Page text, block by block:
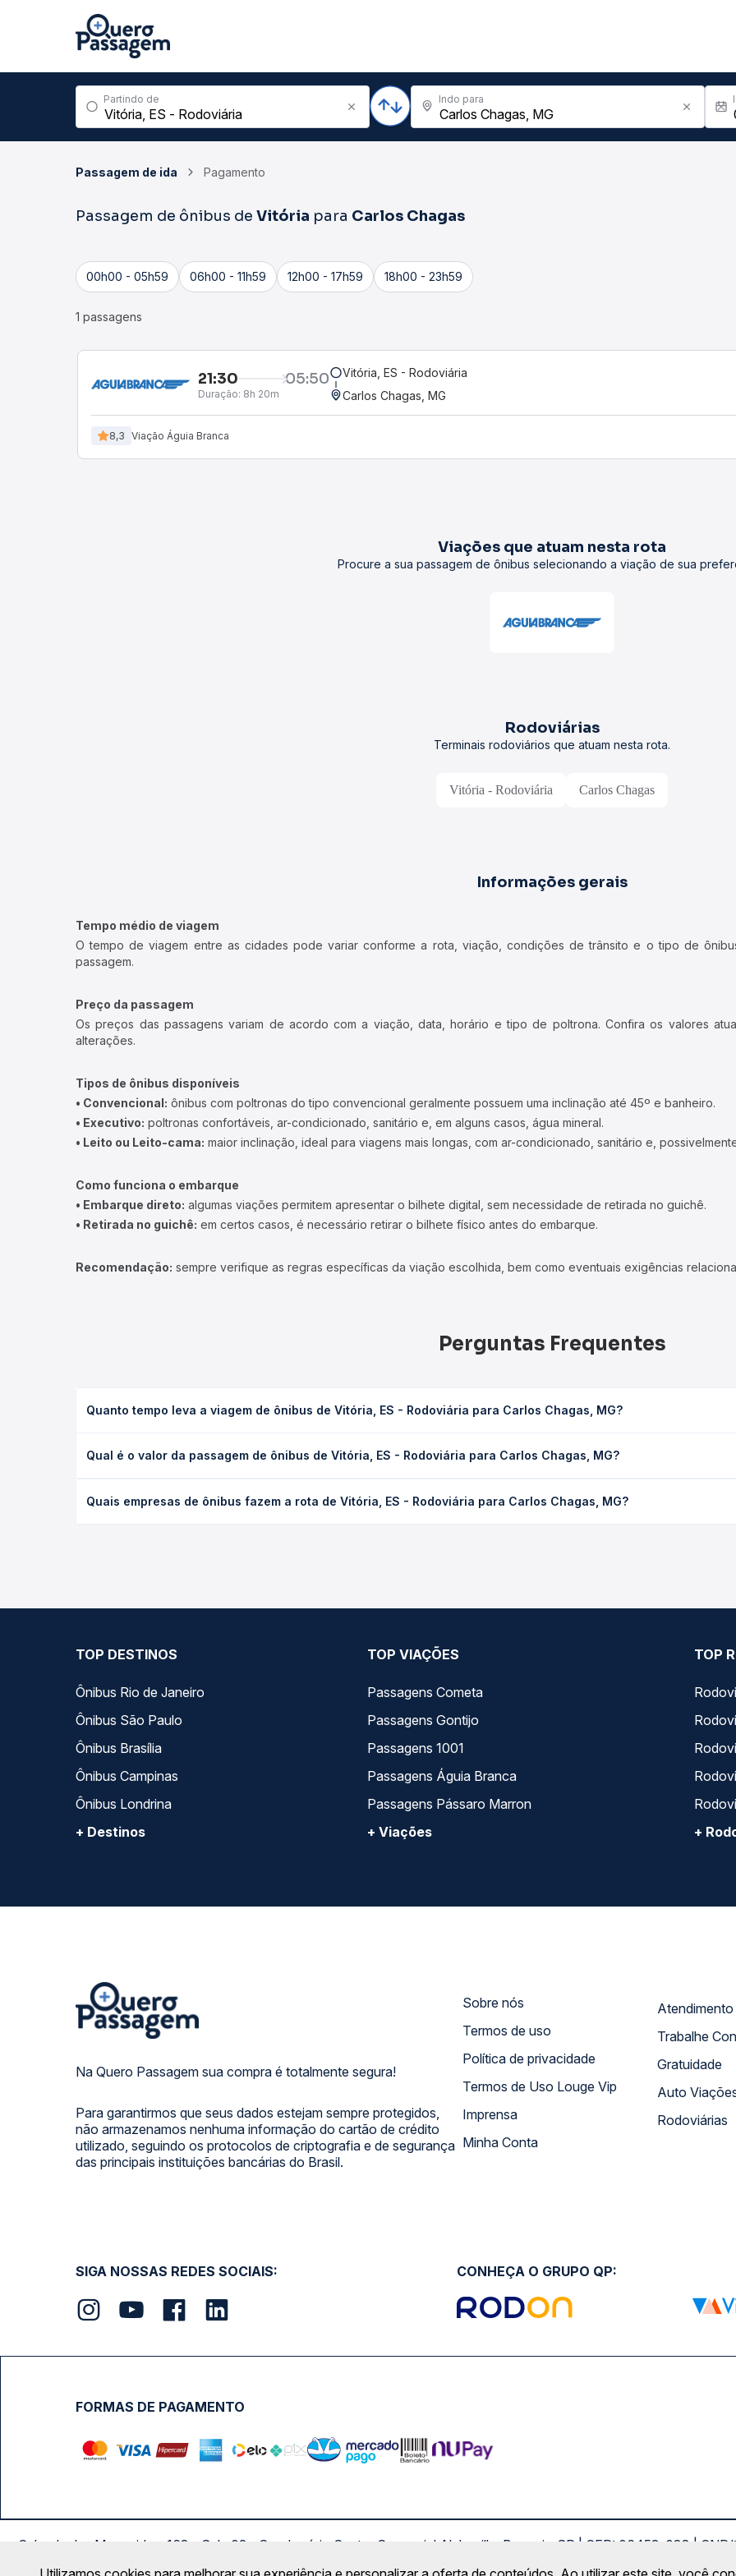
Partindo de Indo para
Passagem de ida Pagamento
Passagem de ônibus de Vitória para Carlos Chagas
00h00 - 05h59 06h00 - 11h59 12h00 - 17h59 18h00 - 23h59
1 passagens
21:30 05:50
Duração: 8h 20m
Vitória, ES - Rodoviária
Carlos Chagas, MG
8,3 Viação Águia Branca
Viações que atuam nesta rota
Procure a sua passagem de ônibus selecionando a viação de sua
Rodoviárias
Terminais rodoviários que atuam nesta rota.
Vitória - Rodoviária Carlos Chagas
Informações gerais
Tempo médio de viagem
O tempo de viagem entre as cidades pode variar conforme a rota, viação, condições de trânsito e o tipo de
passagem.
Preço da passagem
Os preços das passagens variam de acordo com a viação, data, horário e tipo de poltrona. Confira os valores
alterações.
Tipos de ônibus disponíveis
• Convencional: ônibus com poltronas do tipo convencional geralmente possuem uma inclinação até 45º e banheiro.
• Executivo: poltronas confortáveis, ar-condicionado, sanitário e, em alguns casos, água mineral.
• Leito ou Leito-cama: maior inclinação, ideal para viagens mais longas, com ar-condicionado, sanitário e,
Como funciona o embarque
• Embarque direto: algumas viações permitem apresentar o bilhete digital, sem necessidade de retirada no guichê.
• Retirada no guichê: em certos casos, é necessário retirar o bilhete físico antes do embarque.
Recomendação: sempre verifique as regras específicas da viação escolhida, bem como eventuais exigências
Perguntas Frequentes
Quanto tempo leva a viagem de ônibus de Vitória, ES - Rodoviária para Carlos Chagas, MG?
executivo ou leito) e as condições de tráfego. Na Quero Passagem você consulta os horários disponíveis e vê a
Qual é o valor da passagem de ônibus de Vitória, ES - Rodoviária para Carlos Chagas, MG?
poltrona e a antecedência da compra. Na Quero Passagem você compara os preços de todas as viações em tempo
Quais empresas de ônibus fazem a rota de Vitória, ES - Rodoviária para Carlos Chagas, MG?
TOP DESTINOS
Ônibus Rio de Janeiro
Ônibus São Paulo
Ônibus Brasília
Ônibus Campinas
Ônibus Londrina
+ Destinos
TOP VIAÇÕES
Passagens Cometa
Passagens Gontijo
Passagens 1001
Passagens Águia Branca
Passagens Pássaro Marron
+ Viações
TOP
+
Na Quero Passagem sua compra é totalmente segura!
Para garantirmos que seus dados estejam sempre protegidos,
não armazenamos nenhuma informação do cartão de crédito
utilizado, seguindo os protocolos de criptografia e de segurança
das principais instituições bancárias do Brasil.
Sobre nós
Termos de uso
Política de privacidade
Termos de Uso Louge Vip
Imprensa
Minha Conta
Trabalhe
Gratuidade
Auto
Rodoviárias
SIGA NOSSAS REDES SOCIAIS: CONHEÇA O GRUPO QP:
FORMAS DE PAGAMENTO
Calçada das Margaridas, 163 - Sala 02 - Condomínio Centro Comercial Alphaville, Barueri - SP | CEP: 06453-038 |
Copyright 2026 © QueroPassagem.com.br